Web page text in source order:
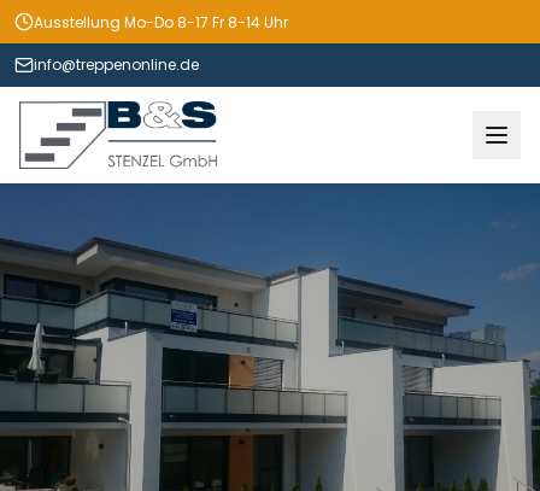
Ausstellung Mo-Do 8-17 Fr 8-14 Uhr
info@treppenonline.de